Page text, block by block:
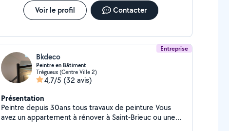
Voir le profil Contacter
Entreprise
Bkdeco
Peintre en Bâtiment
Trégueux (Centre Ville 2)
4,7/5 (32 avis)
Présentation
Peintre depuis 30ans tous travaux de peinture Vous
avez un appartement à rénover à Saint-Brieuc ou une